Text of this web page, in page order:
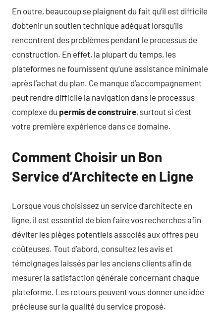
En outre, beaucoup se plaignent du fait qu’il est difficile
d’obtenir un soutien technique adéquat lorsqu’ils
rencontrent des problèmes pendant le processus de
construction. En effet, la plupart du temps, les
plateformes ne fournissent qu’une assistance minimale
après l’achat du plan. Ce manque d’accompagnement
peut rendre difficile la navigation dans le processus
complexe du permis de construire, surtout si c’est
votre première expérience dans ce domaine.
Comment Choisir un Bon
Service d’Architecte en Ligne
Lorsque vous choisissez un service d’architecte en
ligne, il est essentiel de bien faire vos recherches afin
d’éviter les pièges potentiels associés aux offres peu
coûteuses. Tout d’abord, consultez les avis et
témoignages laissés par les anciens clients afin de
mesurer la satisfaction générale concernant chaque
plateforme. Les retours peuvent vous donner une idée
précieuse sur la qualité du service proposé.